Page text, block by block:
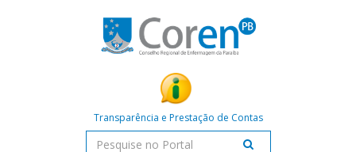
Transparência e Prestação de Contas